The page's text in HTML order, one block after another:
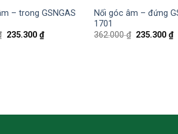
– trong GSNGAS
235.300 ₫
Nối góc âm – đứng
1701
362.000₫ 235.300₫